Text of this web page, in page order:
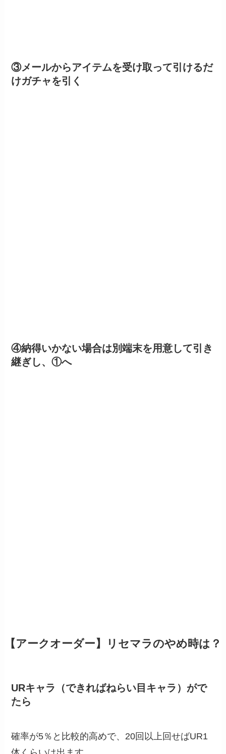
③メールからアイテムを受け取って引けるだ
けガチャを引く
④納得いかない場合は別端末を用意して引き
継ぎし、①へ
【アークオーダー】リセマラのやめ時は？
URキャラ（できればねらい目キャラ）がで
たら
確率が5％と比較的高めで、20回以上回せばUR1